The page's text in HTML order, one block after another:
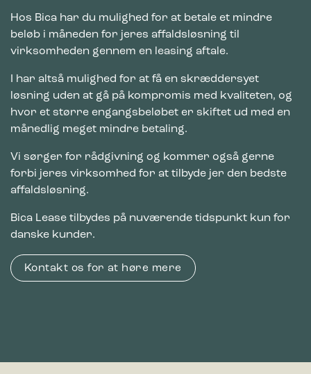
Hos Bica har du mulighed for at betale et mindre
beløb i måneden for jeres affaldsløsning til
virksomheden gennem en leasing aftale.
I har altså mulighed for at få en skræddersyet
løsning uden at gå på kompromis med kvaliteten, og
hvor et større engangsbeløbet er skiftet ud med en
månedlig meget mindre betaling.
Vi sørger for rådgivning og kommer også gerne
forbi jeres virksomhed for at tilbyde jer den bedste
affaldsløsning.
Bica Lease tilbydes på nuværende tidspunkt kun for
danske kunder.
Kontakt os for at høre mere